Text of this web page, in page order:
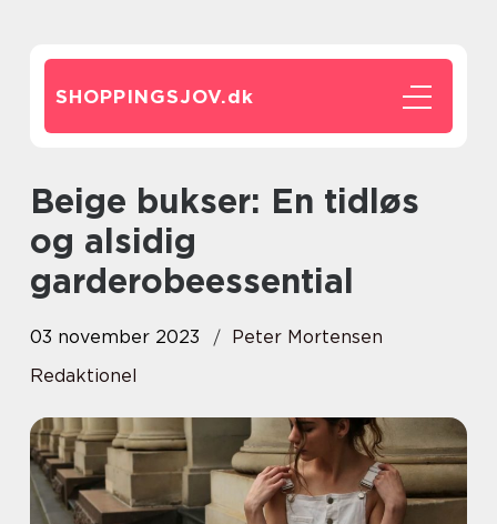
SHOPPINGSJOV.dk
Beige bukser: En tidløs
og alsidig
garderobeessential
03 november 2023
Peter Mortensen
Redaktionel